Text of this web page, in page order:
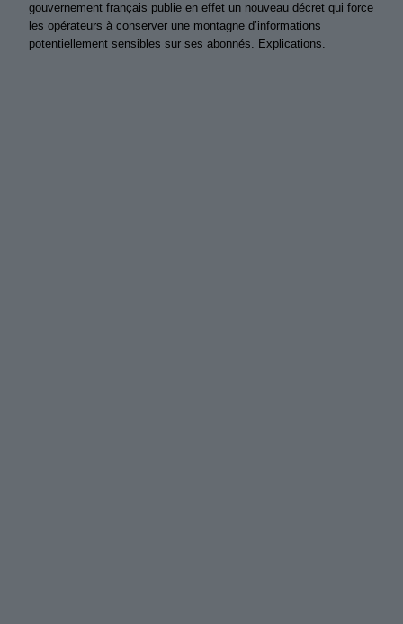
gouvernement français publie en effet un nouveau décret qui force
les opérateurs à conserver une montagne d’informations
potentiellement sensibles sur ses abonnés. Explications.